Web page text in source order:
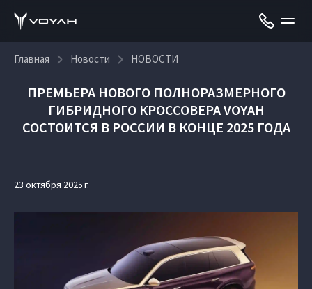
Главная Новости НОВОСТИ
ПРЕМЬЕРА НОВОГО ПОЛНОРАЗМЕРНОГО
ГИБРИДНОГО КРОССОВЕРА VOYAH
СОСТОИТСЯ В РОССИИ В КОНЦЕ 2025 ГОДА
23 октября 2025 г.